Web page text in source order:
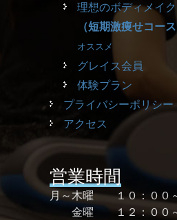
理想のボディメイ
（短期激痩せコース
オススメ
グレイス会員
体験プラン
プライバシーポリシー
アクセス
営業時間
月～木曜 １０：００
金曜 １２：００～